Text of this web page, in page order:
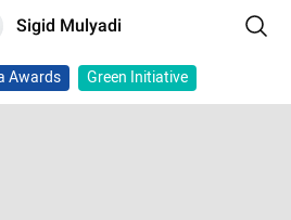
Sigid Mulyadi
Awards Green Initiative